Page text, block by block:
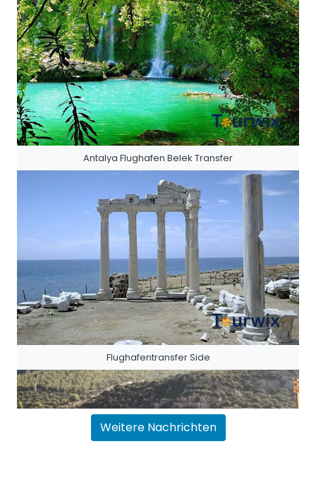
Antalya Flughafen Belek Transfer
Flughafentransfer Side
Weitere Nachrichten